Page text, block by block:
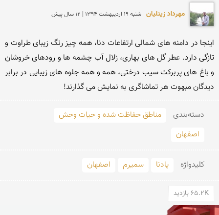
مهرداد زینلیان شنبه 19 ارديبهشت 1394 | 12 سال پیش
دیدگان مبهوت هر تماشاگری به نمایش می گذارند!
دسته‌بندی
مناطق حفاظت شده و حیات وحش
اصفهان
کلید‌واژه پادنا سمیرم اصفهان
65.2K بازدید